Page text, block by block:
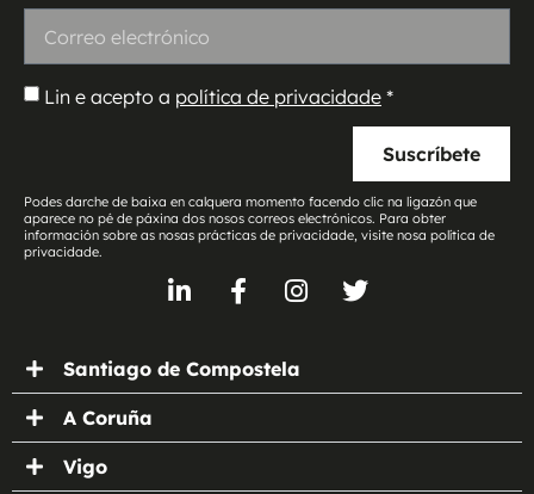
Lin e acepto a política de privacidade *
Suscríbete
Podes darche de baixa en calquera momento facendo clic na ligazón que
aparece no pé de páxina dos nosos correos electrónicos. Para obter
información sobre as nosas prácticas de privacidade, visite nosa política de
privacidade.
Santiago de Compostela
A Coruña
Vigo